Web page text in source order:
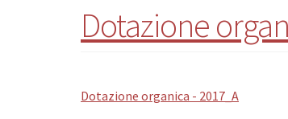
Dotazione
Dotazione organica - 2017_A